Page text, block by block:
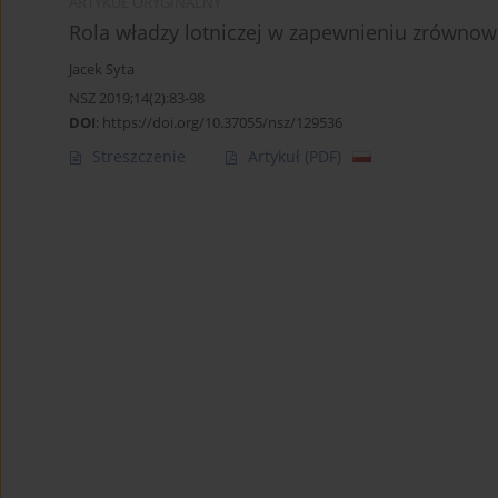
Rola władzy lotniczej w zapewnieniu
Jacek Syta
NSZ 2019;14(2):83-98
DOI: https://doi.org/10.37055/nsz/129536
Streszczenie Artykuł (PDF)